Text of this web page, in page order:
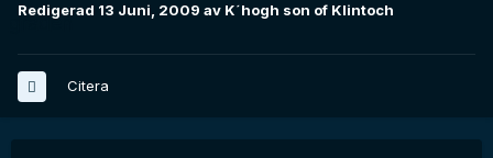
Redigerad 13 Juni, 2009 av K´hogh son of Klintoch
Citera